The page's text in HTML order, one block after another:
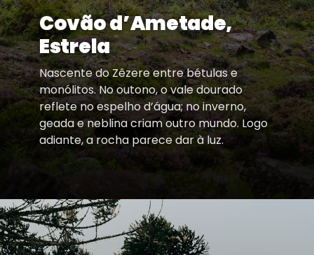
Covão d’Ametade,
Estrela
Nascente do Zêzere entre bétulas e
monólitos. No outono, o vale dourado
reflete no espelho d’água; no inverno,
geada e neblina criam outro mundo. Logo
adiante, a rocha parece dar à luz.